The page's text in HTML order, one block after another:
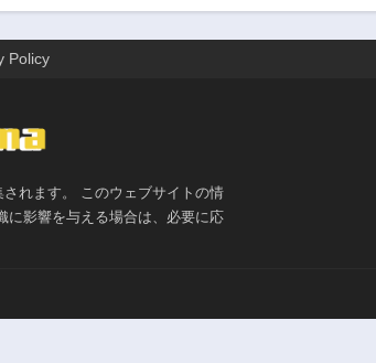
Policy
れます。 このウェブサイトの情
に影響を与える場合は、必要に応